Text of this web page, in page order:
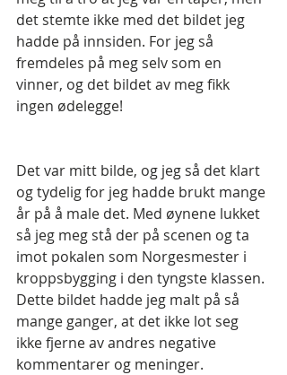
det stemte ikke med det bildet jeg
hadde på innsiden. For jeg så
fremdeles på meg selv som en
vinner, og det bildet av meg fikk
ingen ødelegge!
Det var mitt bilde, og jeg så det klart
og tydelig for jeg hadde brukt mange
år på å male det. Med øynene lukket
så jeg meg stå der på scenen og ta
imot pokalen som Norgesmester i
kroppsbygging i den tyngste klassen.
Dette bildet hadde jeg malt på så
mange ganger, at det ikke lot seg
ikke fjerne av andres negative
kommentarer og meninger.